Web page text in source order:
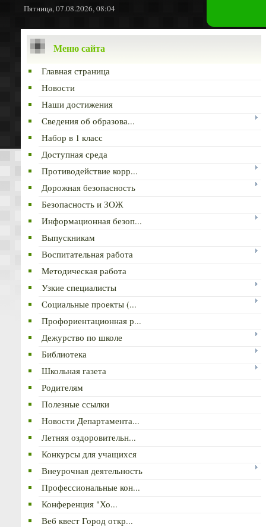
Пятница, 07.08.2026, 08:04
Меню сайта
Главная страница
Новости
Наши достижения
Сведения об образова...
Набор в 1 класс
Доступная среда
Противодействие корр...
Дорожная безопасность
Безопасность и ЗОЖ
Информационная безоп...
Выпускникам
Воспитательная работа
Методическая работа
Узкие специалисты
Социальные проекты (...
Профориентационная р...
Дежурство по школе
Библиотека
Школьная газета
Родителям
Полезные ссылки
Новости Департамента...
Летняя оздоровительн...
Конкурсы для учащихся
Внеурочная деятельность
Профессиональные кон...
Конференция "Хо...
Веб квест Город откр...